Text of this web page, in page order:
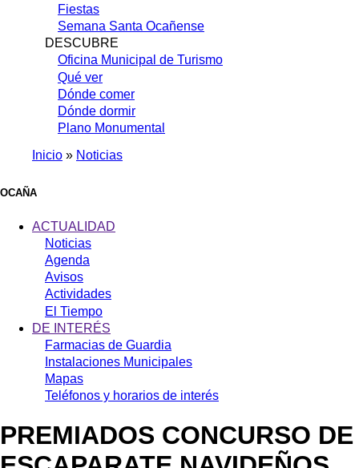
Fiestas
Semana Santa Ocañense
DESCUBRE
Oficina Municipal de Turismo
Qué ver
Dónde comer
Dónde dormir
Plano Monumental
enlaces
de
ayuda
navegación
Inicio Noticias
OCAÑA
ACTUALIDAD
Noticias
Agenda
Avisos
Actividades
El Tiempo
DE INTERÉS
Farmacias de Guardia
Instalaciones Municipales
Mapas
Teléfonos y horarios de interés
PREMIADOS CONCURSO DE